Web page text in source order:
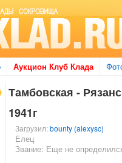
Аукцион Клуб Клада
Тамбовская -
1941г
Загрузил:bounty (alexysc)
Елец
Звание: Еще не